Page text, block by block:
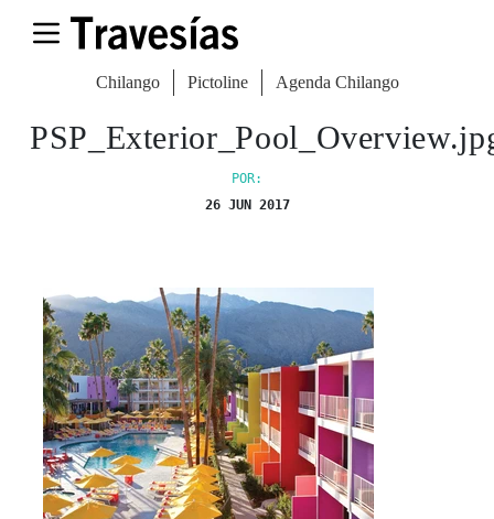
Chilango Pictoline Agenda Chilango
POR:
26 JUN 2017